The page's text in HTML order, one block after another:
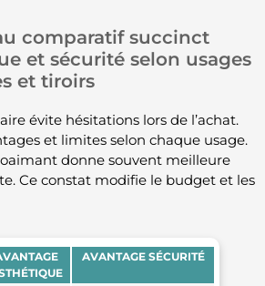
comparatif succinct
et sécurité selon usages
et tiroirs
évite hésitations lors de l’achat.
et limites selon chaque usage.
donne souvent meilleure
Ce constat modifie le budget et les
AVANTAGE SÉCURITÉ